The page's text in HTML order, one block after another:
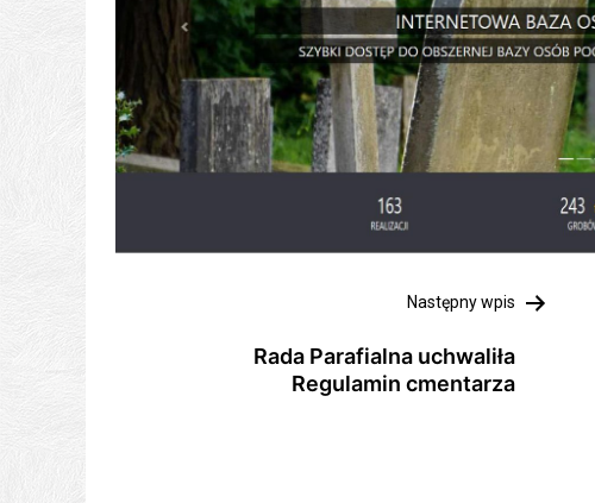
Następny wpis
Rada Parafialna uchwaliła
Regulamin cmentarza